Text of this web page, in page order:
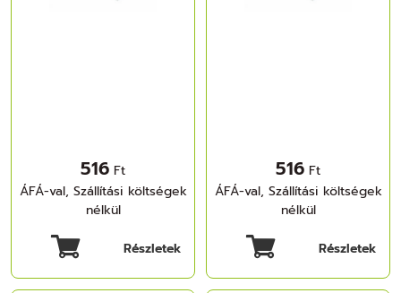
516 Ft
ÁFÁ-val, Szállítási költségek
nélkül
Részletek
516 Ft
ÁFÁ-val, Szállítási költségek
nélkül
Részletek